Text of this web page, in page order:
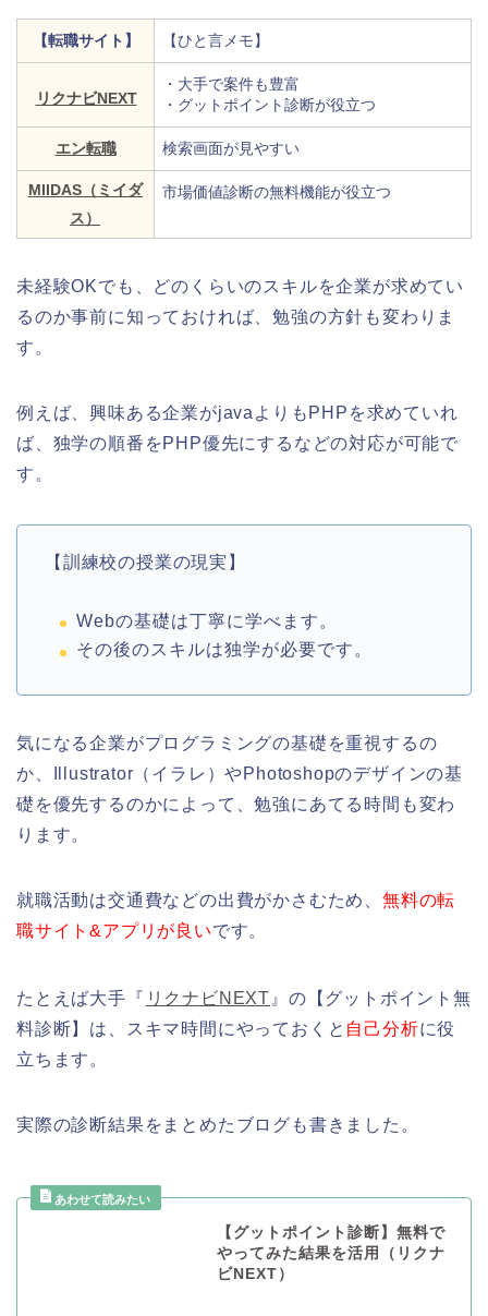
【転職サイト】 【ひと言メモ】
リクナビNEXT
・大手で案件も豊富
・グットポイント診断が役立つ
エン転職 検索画面が見やすい
MIIDAS（ミイダ
ス）
市場価値診断の無料機能が役立つ
未経験OKでも、どのくらいのスキルを企業が求めてい
るのか事前に知っておければ、勉強の方針も変わりま
す。
例えば、興味ある企業がjavaよりもPHPを求めていれ
ば、独学の順番をPHP優先にするなどの対応が可能で
す。
【訓練校の授業の現実】
Webの基礎は丁寧に学べます。
その後のスキルは独学が必要です。
気になる企業がプログラミングの基礎を重視するの
か、Illustrator（イラレ）やPhotoshopのデザインの基
礎を優先するのかによって、勉強にあてる時間も変わ
ります。
就職活動は交通費などの出費がかさむため、 無料の転
職サイト&アプリが良いです。
たとえば大手『 リクナビNEXT 』の【グットポイント無
料診断】は、スキマ時間にやっておくと 自己分析に役
立ちます。
実際の診断結果をまとめたブログも書きました。
【グットポイント診断】無料で
やってみた結果を活用（リクナ
ビNEXT）